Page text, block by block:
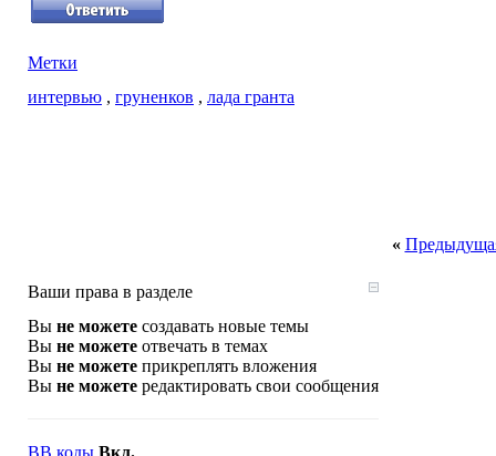
Метки
интервью , груненков , лада гранта
«
Ваши права в разделе
Вы не можете создавать новые темы
Вы не можете отвечать в темах
Вы не можете прикреплять вложения
Вы не можете редактировать свои сообщения
BB коды Вкл.